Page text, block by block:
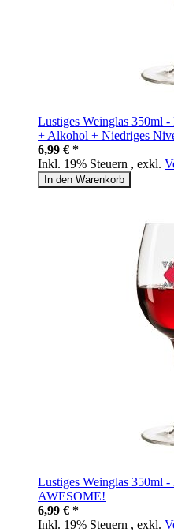
Lustiges Weinglas 350ml
+ Alkohol + Niedriges
6,99 € *
Inkl. 19% Steuern , exkl.
In den Warenkorb
Lustiges Weinglas 350ml
AWESOME!
6,99 € *
Inkl. 19% Steuern , exkl.